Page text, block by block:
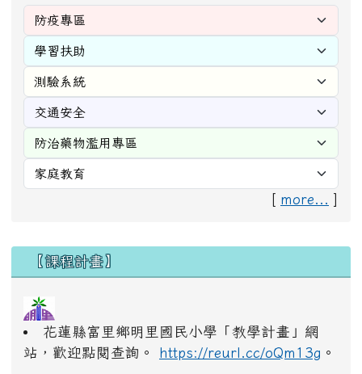
[ more...
右邊區域內容
【課程計畫】
花蓮縣富里鄉明里國民小學「教學計畫」網
站，歡迎點閱查詢。
https://reurl.cc/oQm13g 。